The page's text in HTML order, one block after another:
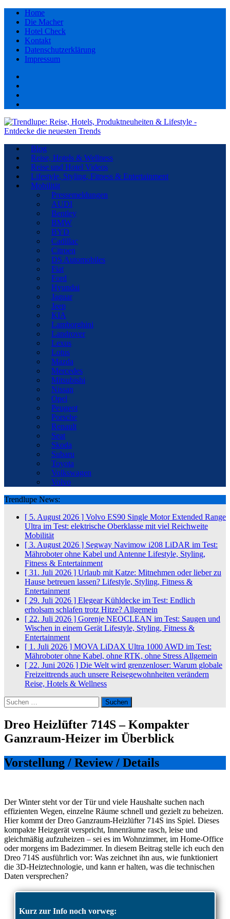
Home
Die Macher
Hotel Check
Kontakt
Datenschutzerklärung
Impressum
Blog
Reise, Hotels & Wellness
Reise und Hotel Videos
Lifestyle, Styling, Fitness & Entertainment
Mobilität
Pressemeldungen
AUDI
Bentley
BMW
BYD
Cadillac
Citroen
DS Automobiles
Fiat
Ford
Hyundai
Jaguar
Jeep
KIA
Lamborghini
Landrover
Lexus
Lotus
Mazda
Mercedes
Mitsubishi
Nissan
Opel
Peugeot
Porsche
Renault
Seat
Skoda
Subaru
Toyota
Volkswagen
Volvo
Trendlupe News:
[ 5. August 2026 ] Volvo ES90 Single Motor Extended Range
Ultra im Test: elektrische Oberklasse mit viel Reichweite
Mobilität
[ 3. August 2026 ] Segway Navimow i208 LiDAR im Test:
Mähroboter ohne Kabel und Antenne Lifestyle, Styling,
Fitness & Entertainment
[ 31. Juli 2026 ] Urlaub mit Katze: Mitnehmen oder lieber zu
Hause betreuen lassen? Lifestyle, Styling, Fitness &
Entertainment
[ 29. Juli 2026 ] Elegear Kühldecke im Test: Endlich
erholsam schlafen trotz Hitze? Allgemein
[ 22. Juli 2026 ] Gorenje NEOCLEAN im Test: Saugen und
Wischen in einem Gerät Lifestyle, Styling, Fitness &
Entertainment
[ 1. Juli 2026 ] MOVA LiDAX Ultra 1000 AWD im Test:
Mähroboter ohne Kabel, ohne RTK, ohne Stress Allgemein
[ 22. Juni 2026 ] Die Welt wird grenzenloser: Warum globale
Freizeittrends auch unsere Reisegewohnheiten verändern
Reise, Hotels & Wellness
Suchen
nach:
Dreo Heizlüfter 714S – Kompakter
Ganzraum-Heizer im Überblick
Vorstellung / Review / Details
Der Winter steht vor der Tür und viele Haushalte suchen nach
effizienten Wegen, einzelne Räume schnell und gezielt zu beheizen.
Hier kommt der Dreo Ganzraum-Heizlüfter 714S ins Spiel. Dieses
kompakte Heizgerät verspricht, Innenräume rasch, leise und
gleichmäßig aufzuheizen – sei es im Wohnzimmer, im Home-Office
oder morgens im Badezimmer. In diesem Beitrag stelle ich euch den
Dreo 714S ausführlich vor: Was zeichnet ihn aus, wie funktioniert
die 3D-Heiztechnologie, und kann er halten, was die technischen
Daten versprechen?
Kurz zur Info noch vorweg: